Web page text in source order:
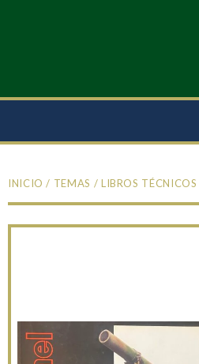
INICIO / TEMAS / LIBROS TÉCNICOS